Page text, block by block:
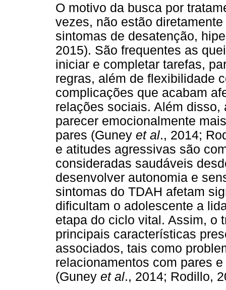
O motivo da busca por
vezes, não estão
sintomas de desatenção,
2015). São frequentes as
iniciar e completar tarefas,
regras, além de flexibilidade
complicações que acabam
relações sociais. Além
parecer emocionalmente
pares (Guney et al., 2014;
e atitudes agressivas são
consideradas saudáveis
desenvolver autonomia e
sintomas do TDAH afetam
dificultam o adolescente a
etapa do ciclo vital. Assim, o
principais características
associados, tais como
relacionamentos com pares
(Guney et al., 2014; Rodillo,